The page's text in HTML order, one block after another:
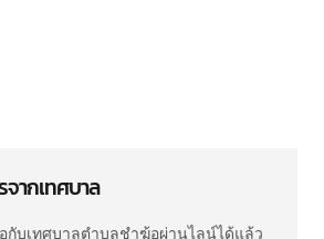
ากเทศบาล
กับเทศบาลตำบลชำฆ้อผ่านไลน์ได้แล้ว